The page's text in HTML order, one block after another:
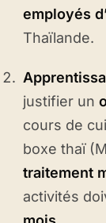
employés
Thaïlande.
justifier un
cours de
boxe thaï
traitement
activités